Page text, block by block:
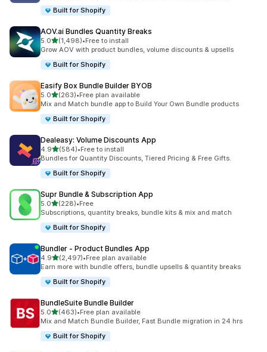
Built for Shopify
AOV.ai Bundles Quantity Breaks
5.0별 5개 중
(1,498)
총 리뷰 1498개
•Free to install
Grow AOV with product bundles, volume discounts & upsells
Built for Shopify
Easify Box Bundle Builder BYOB
5.0별 5개 중
(263)
총 리뷰 263개
•Free plan available
Mix and Match bundle app to Build Your Own Bundle products
Built for Shopify
Dealeasy: Volume Discounts App
4.9별 5개 중
(584)
총 리뷰 584개
•Free to install
Bundles for Quantity Discounts, Tiered Pricing & Free Gifts.
Built for Shopify
Supr Bundle & Subscription App
5.0별 5개 중
(228)
총 리뷰 228개
•Free
Subscriptions, quantity breaks, bundle kits & mix and match
Built for Shopify
Bundler ‑ Product Bundles App
4.9별 5개 중
(2,497)
총 리뷰 2497개
•Free plan available
Earn more with bundle offers, bundle upsells & quantity breaks
Built for Shopify
BundleSuite Bundle Builder
5.0별 5개 중
(463)
총 리뷰 463개
•Free plan available
Mix and Match Bundle Builder, Fast Bundle migration in 24 hrs
Built for Shopify